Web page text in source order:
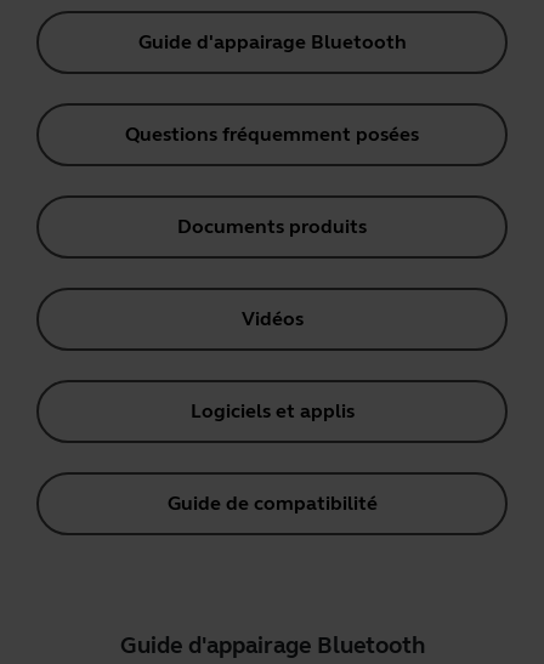
Guide d'appairage Bluetooth
Questions fréquemment posées
Documents produits
Vidéos
Logiciels et applis
Guide de compatibilité
Guide d'appairage Bluetooth